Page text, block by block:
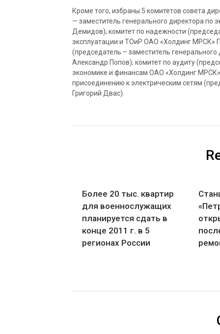
Кроме того, избраны 5 комитетов совета
— заместитель генерального директора
Демидов); комитет по надежности
эксплуатации и ТОиР ОАО «Холдинг МРСК»
(председатель – заместитель
Александр Попов); комитет по аудиту
экономике и финансам ОАО «Холдинг
присоединению к электрическим сетям
Григорий Двас).
Более 20 тыс. квартир
для военнослужащих
планируется сдать в
конце 2011 г. в 5
регионах России